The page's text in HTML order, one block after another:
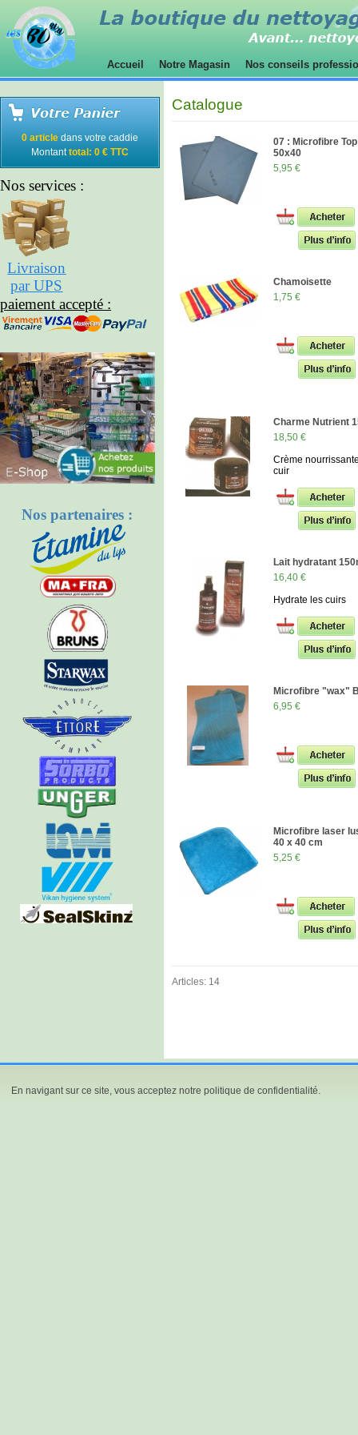
Accueil Notre Magasin Nos conseils
0 article dans votre caddie
Montanttotal: 0 € TTC
Nos services :
Livraison
par UPS
paiement accepté :
Nos partenaires :
Catalogue
07 : Microfibre
50x40
5,95 €
Chamoisette
1,75 €
Charme Nutrient
18,50 €
Crème
cuir
Lait hydratant
16,40 €
Hydrate les cuirs
Microfibre "wax"
6,95 €
Microfibre laser
40 x 40 cm
5,25 €
Articles: 14
En navigant sur ce site, vous acceptez notre politique de confidentialité.